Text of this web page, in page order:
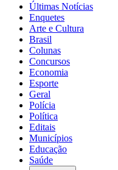
Últimas Notícias
Enquetes
Arte e Cultura
Brasil
Colunas
Concursos
Economia
Esporte
Geral
Polícia
Política
Editais
Municípios
Educação
Saúde